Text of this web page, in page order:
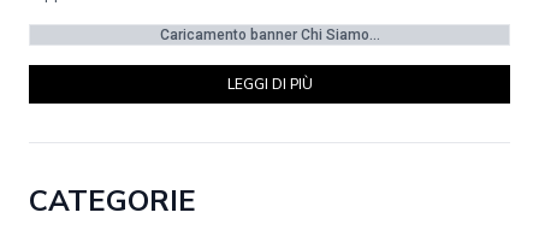
Caricamento banner Chi Siamo...
LEGGI DI PIÙ
CATEGORIE